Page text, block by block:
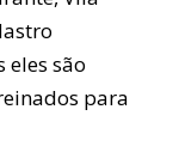
eles são
para